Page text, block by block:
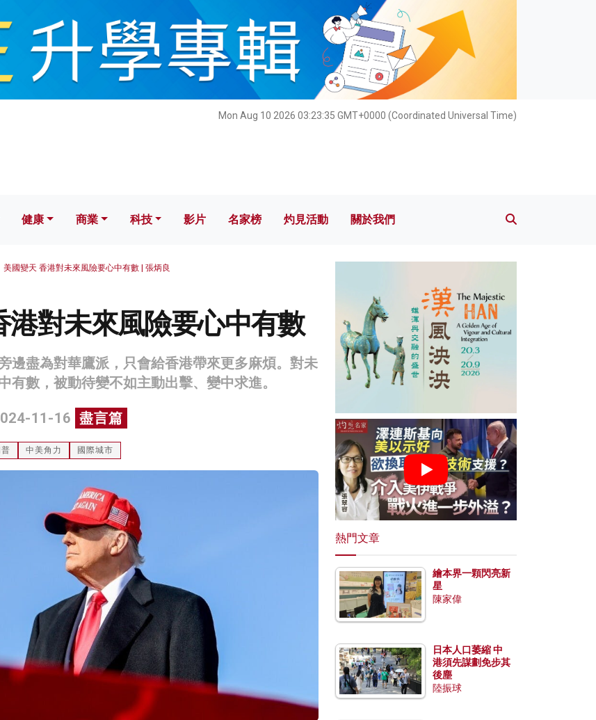
Mon Aug 10 2026 03:23:37 GMT+0000 (Coordinated Universal Time)
健康 科技 影片 名家榜 灼見活動 關於我們
健康 商業 科技 影片 名家榜 灼見活動 關於我們
美國變天 香港對未來風險要心中有數 | 張炳良
港對未來風險要心中有數
邊盡為對華鷹派，只會給香港帶來更多麻煩。對未
有數，被動待變不如主動出擊、變中求進。
11-16 盡言篇
中美角力 國際城市
熱門文章
繪本界一顆閃亮新
星
陳家偉
日本人口萎縮 中
港須先謀劃免步其
後塵
陸振球